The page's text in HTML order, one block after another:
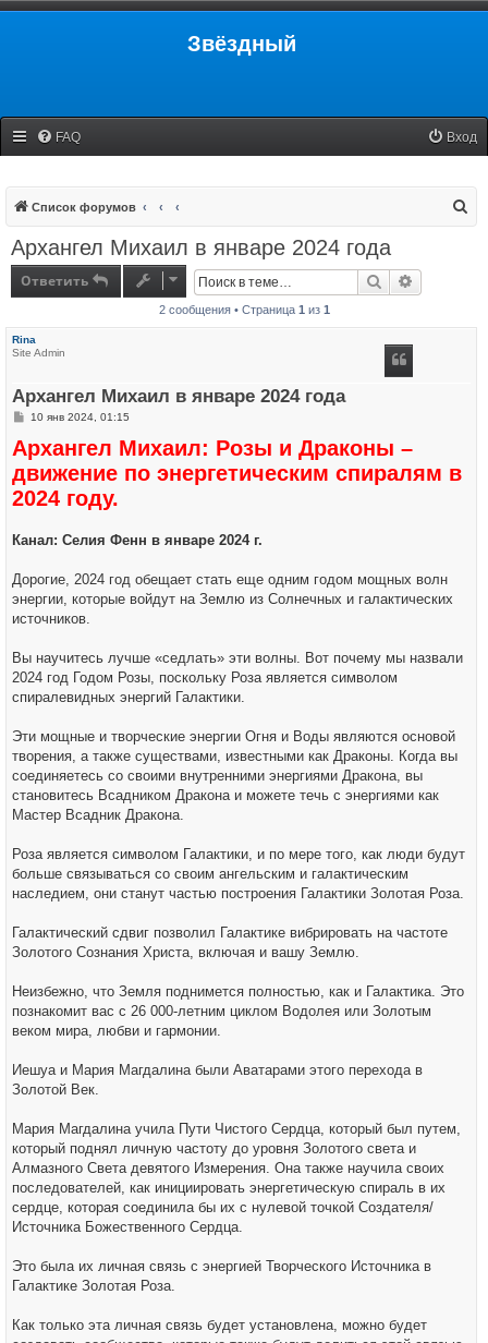
Звёздный
FAQ Вход
Список форумов
Архангел Михаил в январе 2024 года
Ответить Поиск
2 сообщения • Страница 1 из 1
Rina
Site Admin
Архангел Михаил в январе 2024 года
С
о
б
щ
е
н
и
10 янв 2024, 01:15
Архангел Михаил: Розы и Драконы –
движение по энергетическим спиралям в
2024 году.
Канал: Селия Фенн в январе 2024 г.
Дорогие, 2024 год обещает стать еще одним годом мощных волн
энергии, которые войдут на Землю из Солнечных и галактических
источников.
Вы научитесь лучше «седлать» эти волны. Вот почему мы назвали
2024 год Годом Розы, поскольку Роза является символом
спиралевидных энергий Галактики.
Эти мощные и творческие энергии Огня и Воды являются основой
творения, а также существами, известными как Драконы. Когда вы
соединяетесь со своими внутренними энергиями Дракона, вы
становитесь Всадником Дракона и можете течь с энергиями как
Мастер Всадник Дракона.
Роза является символом Галактики, и по мере того, как люди будут
больше связываться со своим ангельским и галактическим
наследием, они станут частью построения Галактики Золотая Роза.
Галактический сдвиг позволил Галактике вибрировать на частоте
Золотого Сознания Христа, включая и вашу Землю.
Неизбежно, что Земля поднимется полностью, как и Галактика. Это
познакомит вас с 26 000-летним циклом Водолея или Золотым
веком мира, любви и гармонии.
Иешуа и Мария Магдалина были Аватарами этого перехода в
Золотой Век.
Мария Магдалина учила Пути Чистого Сердца, который был путем,
который поднял личную частоту до уровня Золотого света и
Алмазного Света девятого Измерения. Она также научила своих
последователей, как инициировать энергетическую спираль в их
сердце, которая соединила бы их с нулевой точкой Создателя/
Источника Божественного Сердца.
Это была их личная связь с энергией Творческого Источника в
Галактике Золотая Роза.
Как только эта личная связь будет установлена, можно будет